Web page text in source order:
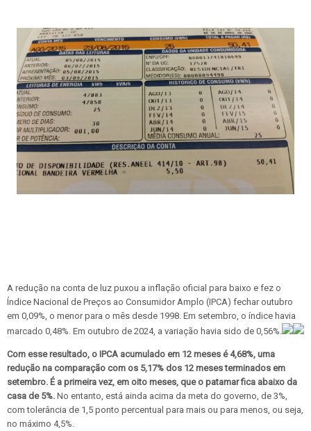
A redução na conta de luz puxou a inflação oficial para baixo e fez o
Índice Nacional de Preços ao Consumidor Amplo (IPCA) fechar outubro
em 0,09%, o menor para o mês desde 1998. Em setembro, o índice havia
marcado 0,48%. Em outubro de 2024, a variação havia sido de 0,56%.
Com esse resultado, o IPCA acumulado em 12 meses é 4,68%, uma
redução na comparação com os 5,17% dos 12 meses terminados em
setembro. É a primeira vez, em oito meses, que o patamar fica abaixo da
casa de 5%. No entanto, está ainda acima da meta do governo, de 3%,
com tolerância de 1,5 ponto percentual para mais ou para menos, ou seja,
no máximo 4,5%.